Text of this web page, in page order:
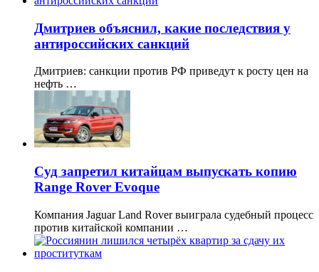
Дмитриев объяснил, какие последствия у
антироссийских санкций
Дмитриев: санкции против РФ приведут к росту цен на
нефть …
Суд запретил китайцам выпускать копию
Range Rover Evoque
Компания Jaguar Land Rover выиграла судебный процесс
против китайской компании …